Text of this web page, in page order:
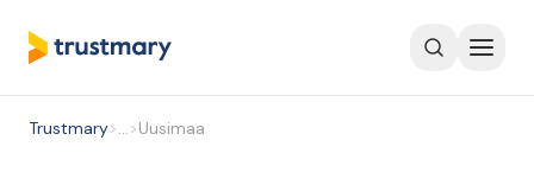
Trustmary>…>Uusimaa